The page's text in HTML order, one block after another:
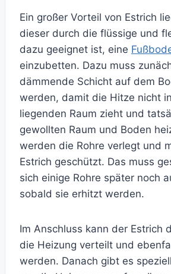
Ein großer Vorteil von Estrich
dieser durch die flüssige und
dazu geeignet ist, eine
einzubetten. Dazu muss
dämmende Schicht auf dem
werden, damit die Hitze nicht
liegenden Raum zieht und
gewollten Raum und Boden
werden die Rohre verlegt und
Estrich geschützt. Das muss
sich einige Rohre später noch
sobald sie erhitzt werden.
Im Anschluss kann der Estrich
die Heizung verteilt und
werden. Danach gibt es